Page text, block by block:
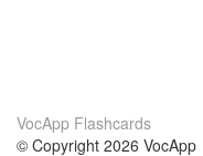
VocApp Flashcards
© Copyright 2026 VocApp